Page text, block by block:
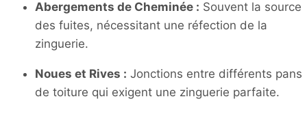
Abergements de Cheminée : Souvent la source
des fuites, nécessitant une réfection de la
zinguerie.
Noues et Rives : Jonctions entre différents pans
de toiture qui exigent une zinguerie parfaite.